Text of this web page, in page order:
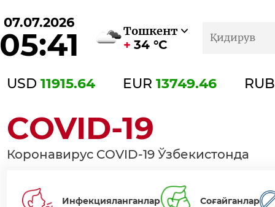
07.07.2026
05:41 Тошкент
34 °C
USD 11915.64 EUR 13749.46 RUB
COVID-19
Коронавирус COVID-19 Ўзбекистонда
Инфекцияланганлар Соғайганлар